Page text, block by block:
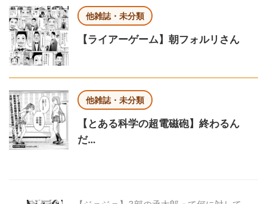
他雑誌・未分類
【ライアーゲーム】朝フォルリさん
他雑誌・未分類
【とある科学の超電磁砲】終わるん
だ…